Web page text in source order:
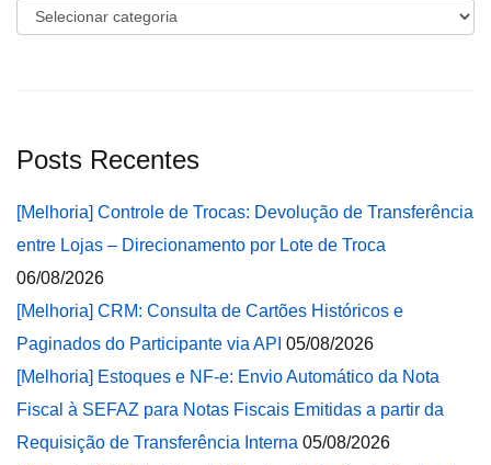
Categorias
Posts Recentes
[Melhoria] Controle de Trocas: Devolução de Transferência
entre Lojas – Direcionamento por Lote de Troca
06/08/2026
[Melhoria] CRM: Consulta de Cartões Históricos e
Paginados do Participante via API 05/08/2026
[Melhoria] Estoques e NF-e: Envio Automático da Nota
Fiscal à SEFAZ para Notas Fiscais Emitidas a partir da
Requisição de Transferência Interna 05/08/2026